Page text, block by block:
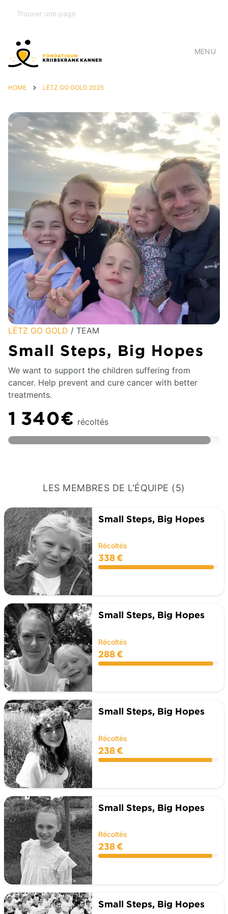
MENU
HOME LËTZ GO GOLD 2025
LËTZ GO GOLD / TEAM
Small Steps, Big Hopes
We want to support the children suffering from
cancer. Help prevent and cure cancer with better
treatments.
1 340€ récoltés
LES MEMBRES DE L'ÉQUIPE (5)
Small Steps, Big Hopes
Récoltés
338 €
Small Steps, Big Hopes
Récoltés
288 €
Small Steps, Big Hopes
Récoltés
238 €
Small Steps, Big Hopes
Récoltés
238 €
Small Steps, Big Hopes